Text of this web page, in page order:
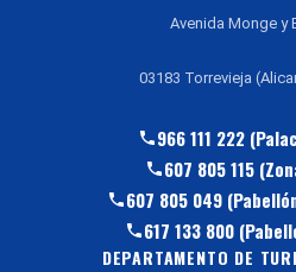
Avenida Monge y
03183 Torrevieja
966 111 222
607 805 115
607 805 049
617 133 800
DEPARTAMENTO DE